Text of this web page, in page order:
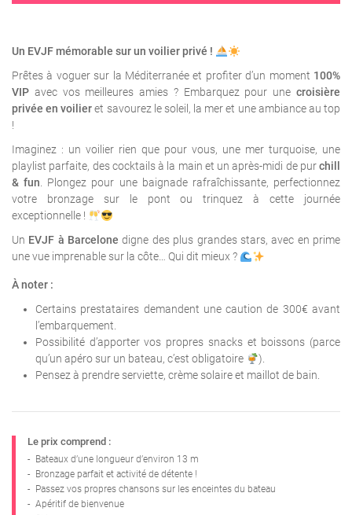
Un EVJF mémorable sur un voilier privé !
Prêtes à voguer sur la Méditerranée et profiter d’un moment 100%
VIP avec vos meilleures amies ? Embarquez pour une croisière
privée en voilieret savourez le soleil, la mer et une ambiance au top
!
Imaginez : un voilier rien que pour vous, une mer turquoise, une
playlist parfaite, des cocktails à la main et un après-midi de purchill
& fun. Plongez pour une baignade rafraîchissante, perfectionnez
votre bronzage sur le pont ou trinquez à cette journée
exceptionnelle !
Un EVJF à Barcelone digne des plus grandes stars, avec en prime
une vue imprenable sur la côte… Qui dit mieux ?
À noter :
Certains prestataires demandent une caution de 300€ avant
l’embarquement.
Possibilité d’apporter vos propres snacks et boissons (parce
qu’un apéro sur un bateau, c’est obligatoire
).
Pensez à prendre serviette, crème solaire et maillot de bain.
Le prix comprend :
- Bateaux d’une longueur d’environ 13 m
- Bronzage parfait et activité de détente !
- Passez vos propres chansons sur les enceintes du bateau
- Apéritif de bienvenue